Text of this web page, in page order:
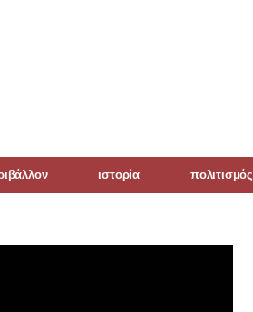
ιστορία πολιτισμός